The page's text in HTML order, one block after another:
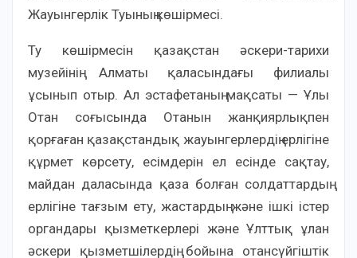
Жауынгерлік Туының көшірмесі.
Ту көшірмесін қазақстан әскери-тарихи
музейінің Алматы қаласындағы филиалы
ұсынып отыр. Ал эстафетаның мақсаты — Ұлы
Отан соғысында Отанын жанқиярлықпен
қорғаған қазақстандық жауынгерлердің ерлігіне
құрмет көрсету, есімдерін ел есінде сақтау,
майдан даласында қаза болған солдаттардың
ерлігіне тағзым ету, жастардың және ішкі істер
органдары қызметкерлері және Ұлттық ұлан
әскери қызметшілердің бойына отансүйгіштік